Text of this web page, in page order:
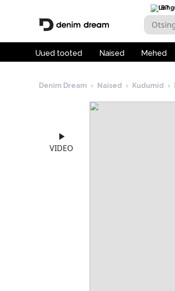
ET
Uued tooted Naised Mehed
Denim Dream › Naised › Kudumid ›
VIDEO